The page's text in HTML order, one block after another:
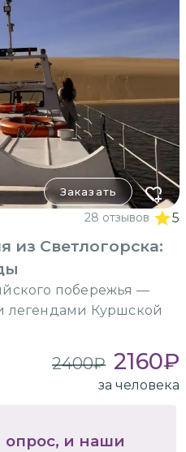
Заказать
28 отзывов 5
из Светлогорска:
побережья —
легендами Куршской
2400₽ 2160₽
за человека
опрос, и наши